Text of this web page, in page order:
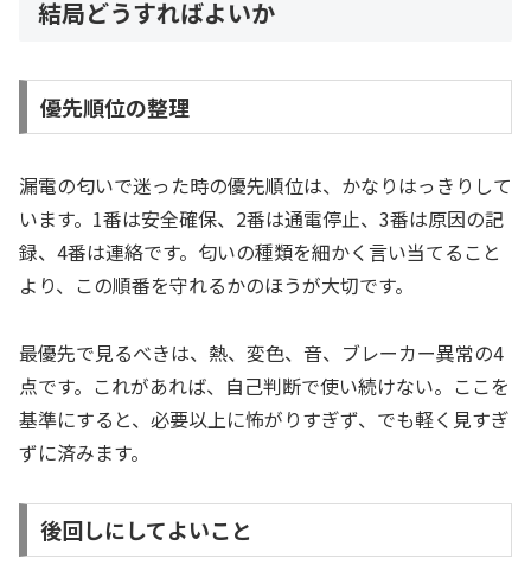
結局どうすればよいか
優先順位の整理
漏電の匂いで迷った時の優先順位は、かなりはっきりして
います。1番は安全確保、2番は通電停止、3番は原因の記
録、4番は連絡です。匂いの種類を細かく言い当てること
より、この順番を守れるかのほうが大切です。
最優先で見るべきは、熱、変色、音、ブレーカー異常の4
点です。これがあれば、自己判断で使い続けない。ここを
基準にすると、必要以上に怖がりすぎず、でも軽く見すぎ
ずに済みます。
後回しにしてよいこと